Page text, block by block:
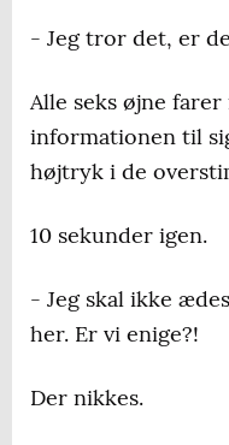
- Jeg tror det, er
Alle seks øjne
informationen til
højtryk i de
10 sekunder igen.
- Jeg skal ikke
her. Er vi enige?!
Der nikkes.